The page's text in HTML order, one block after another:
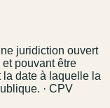
juridiction ouvert
pouvant être
date à laquelle la
· CPV